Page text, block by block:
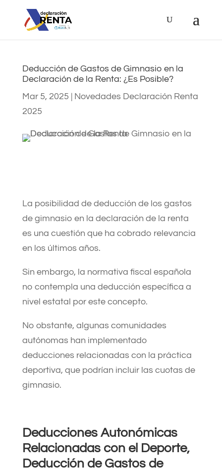
Deducción de Gastos de Gimnasio en la
Declaración de la Renta: ¿Es Posible?
Mar 5, 2025 | Novedades Declaración Renta
2025
La posibilidad de deducción de los gastos
de gimnasio en la declaración de la renta
es una cuestión que ha cobrado relevancia
en los últimos años.
Sin embargo, la normativa fiscal española
no contempla una deducción específica a
nivel estatal por este concepto.
No obstante, algunas comunidades
autónomas han implementado
deducciones relacionadas con la práctica
deportiva, que podrían incluir las cuotas de
gimnasio.​
Deducciones Autonómicas
Relacionadas con el Deporte,
Deducción de Gastos de